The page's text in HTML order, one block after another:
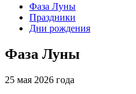
Фаза Луны
Праздники
Дни рождения
Фаза Луны
25 мая 2026 года